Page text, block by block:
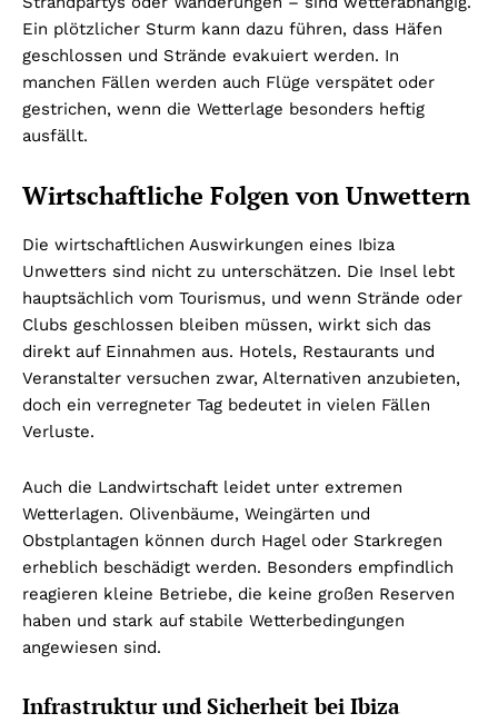
Ein plötzlicher Sturm kann dazu führen, dass Häfen
geschlossen und Strände evakuiert werden. In
manchen Fällen werden auch Flüge verspätet oder
gestrichen, wenn die Wetterlage besonders heftig
ausfällt.
Wirtschaftliche Folgen von Unwettern
Die wirtschaftlichen Auswirkungen eines Ibiza
Unwetters sind nicht zu unterschätzen. Die Insel lebt
hauptsächlich vom Tourismus, und wenn Strände oder
Clubs geschlossen bleiben müssen, wirkt sich das
direkt auf Einnahmen aus. Hotels, Restaurants und
Veranstalter versuchen zwar, Alternativen anzubieten,
doch ein verregneter Tag bedeutet in vielen Fällen
Verluste.
Auch die Landwirtschaft leidet unter extremen
Wetterlagen. Olivenbäume, Weingärten und
Obstplantagen können durch Hagel oder Starkregen
erheblich beschädigt werden. Besonders empfindlich
reagieren kleine Betriebe, die keine großen Reserven
haben und stark auf stabile Wetterbedingungen
angewiesen sind.
Infrastruktur und Sicherheit bei Ibiza